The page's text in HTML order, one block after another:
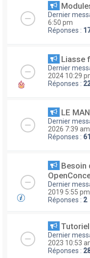
Dernier
6:50 pm
Réponses :
Liasse
Dernier
2024 10:29
Réponses :
LE
Dernier
2026 7:39 am
Réponses : 61
Besoin
Dernier
2019 5:55 pm
Réponses : 2
Dernier
2023 10:53
Réponses :